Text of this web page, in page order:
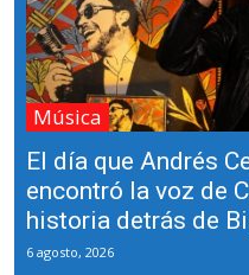
Música
El día que Andrés
encontró la voz de
historia detrás de
6 agosto, 2026